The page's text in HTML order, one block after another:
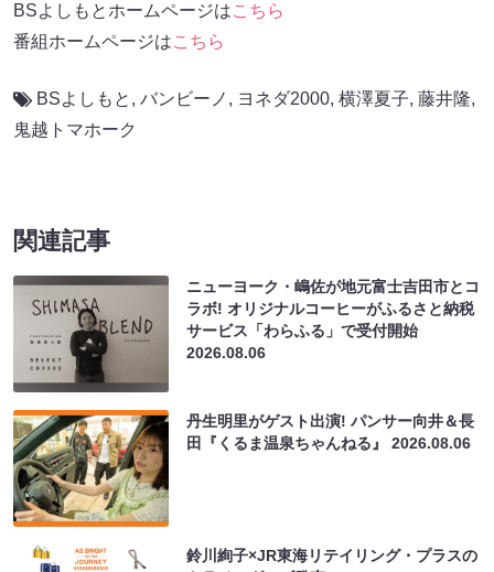
BSよしもとホームページはこちら
番組ホームページはこちら
BSよしもと , バンビーノ , ヨネダ2000, 横澤夏子, 藤井隆,
鬼越トマホーク
関連記事
ニューヨーク・嶋佐が地元富士吉田市とコ
ラボ! オリジナルコーヒーがふるさと納税
サービス「わらふる」で受付開始
2026.08.06
丹生明里がゲスト出演! パンサー向井＆長
田『くるま温泉ちゃんねる』2026.08.06
鈴川絢子×JR東海リテイリング・プラスの